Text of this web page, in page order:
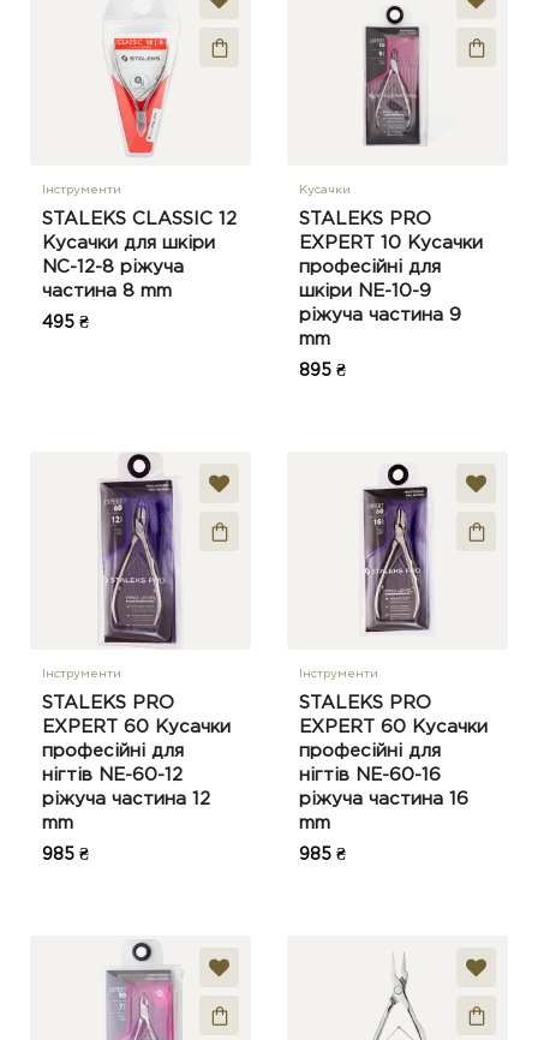
Інструменти
STALEKS CLASSIC 12
Кусачки для шкіри
NC-12-8 ріжуча
частина 8 mm
495 ₴
Кусачки
STALEKS PRO
EXPERT 10 Кусачки
професійні для
шкіри NE-10-9
ріжуча частина 9
mm
895 ₴
Інструменти
STALEKS PRO
EXPERT 60 Кусачки
професійні для
нігтів NE-60-12
ріжуча частина 12
mm
985 ₴
Інструменти
STALEKS PRO
EXPERT 60 Кусачки
професійні для
нігтів NE-60-16
ріжуча частина 16
mm
985 ₴